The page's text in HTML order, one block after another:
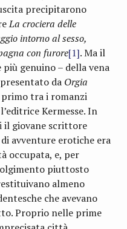
precipitarono
La crociera delle
intorno al sesso,
con furore[1]. Ma il
genuino – della vena
da Orgia
tra i romanzi
Kermesse. In
il giovane scrittore
avventure erotiche era
occupata, e, per
piuttosto
almeno
che avevano
Proprio nelle prime